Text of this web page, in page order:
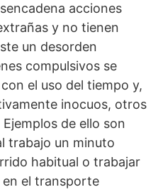
acciones
y no tienen
un desorden
compulsivos se
el uso del tiempo y,
inocuos, otros
de ello son
trabajo un minuto
habitual o trabajar
en el transporte